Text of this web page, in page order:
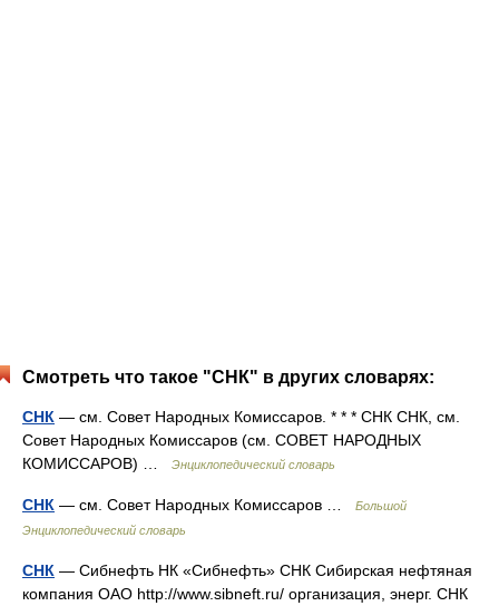
Смотреть что такое "СНК" в других словарях:
СНК — см. Совет Народных Комиссаров. * * * СНК СНК, см.
Совет Народных Комиссаров (см. СОВЕТ НАРОДНЫХ
КОМИССАРОВ) …
Энциклопедический словарь
СНК — см. Совет Народных Комиссаров …
Большой
Энциклопедический словарь
СНК — Сибнефть НК «Сибнефть» СНК Сибирская нефтяная
компания ОАО http://www.sibneft.ru/​ организация, энерг. СНК